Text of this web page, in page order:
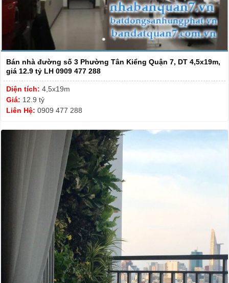
Bán nhà đường số 3 Phường Tân Kiểng Quận 7, DT 4,5x19m,
giá 12.9 tỷ LH 0909 477 288
Diện tích: 4,5x19m
Giá: 12.9 tỷ
Liên Hệ: 0909 477 288